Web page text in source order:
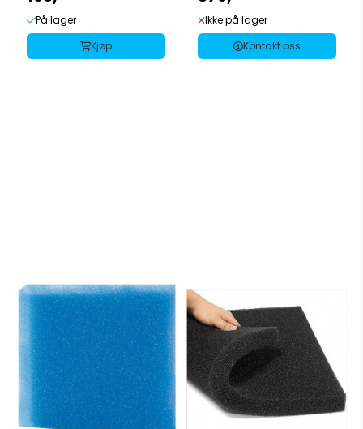
På lager
Kjøp
Ikke på lager
Kontakt oss